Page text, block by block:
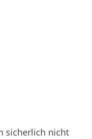
sicherlich nicht